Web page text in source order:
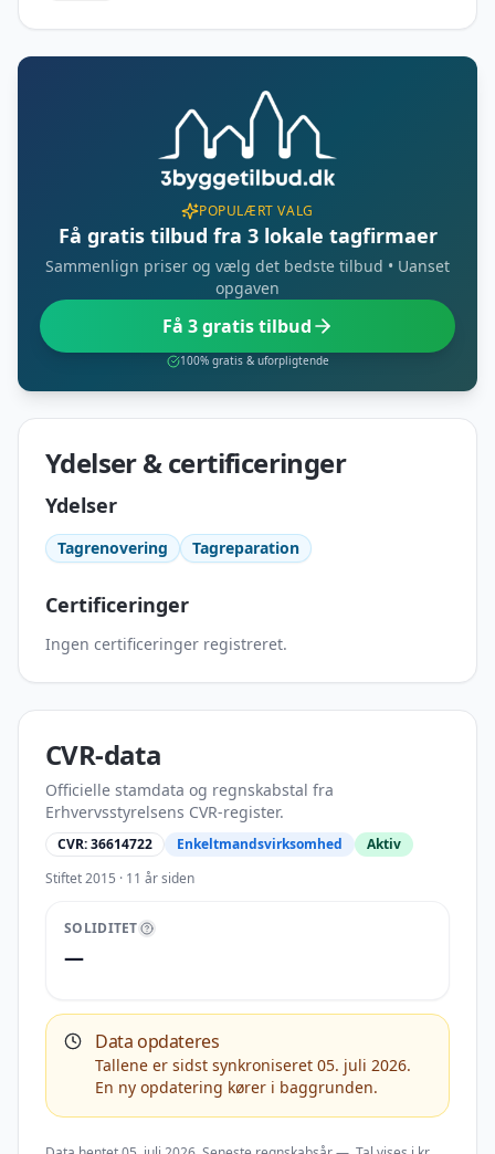
behov for reparation eller en egentlig
udskiftning.
Virksomheden er registreret med CVR-nr.
36614722 og er etableret i 2015.
POPULÆRT VALG
Få gratis tilbud fra 3 lokale tagfirmaer
Sammenlign priser og vælg det bedste tilbud • Uanset
opgaven
Få 3 gratis tilbud
100% gratis & uforpligtende
Ydelser & certificeringer
Ydelser
Tagrenovering Tagreparation
Certificeringer
Ingen certificeringer registreret.
CVR-data
Officielle stamdata og regnskabstal fra
Erhvervsstyrelsens CVR-register.
CVR:36614722 Enkeltmandsvirksomhed
Aktiv
Stiftet2015 · 11 år siden
SOLIDITET
—
Data opdateres
Tallene er sidst synkroniseret 05. juli 2026.
En ny opdatering kører i baggrunden.